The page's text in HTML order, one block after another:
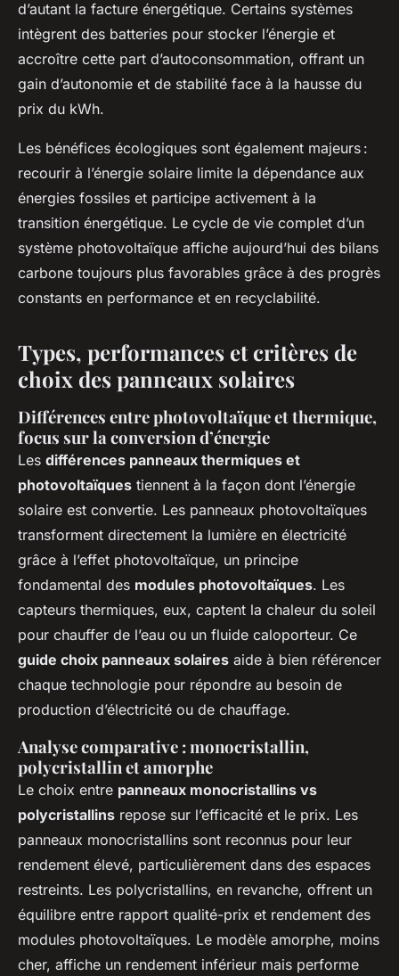
d’autant la facture énergétique. Certains systèmes
intègrent des batteries pour stocker l’énergie et
accroître cette part d’autoconsommation, offrant un
gain d’autonomie et de stabilité face à la hausse du
prix du kWh.
Les bénéfices écologiques sont également majeurs :
recourir à l’énergie solaire limite la dépendance aux
énergies fossiles et participe activement à la
transition énergétique. Le cycle de vie complet d’un
système photovoltaïque affiche aujourd’hui des bilans
carbone toujours plus favorables grâce à des progrès
constants en performance et en recyclabilité.
Types, performances et critères de
choix des panneaux solaires
Différences entre photovoltaïque et thermique,
focus sur la conversion d’énergie
Les différences panneaux thermiques et
photovoltaïques tiennent à la façon dont l’énergie
solaire est convertie. Les panneaux photovoltaïques
transforment directement la lumière en électricité
grâce à l’effet photovoltaïque, un principe
fondamental des modules photovoltaïques. Les
capteurs thermiques, eux, captent la chaleur du soleil
pour chauffer de l’eau ou un fluide caloporteur. Ce
guide choix panneaux solaires aide à bien référencer
chaque technologie pour répondre au besoin de
production d’électricité ou de chauffage.
Analyse comparative : monocristallin,
polycristallin et amorphe
Le choix entre panneaux monocristallins vs
polycristallins repose sur l’efficacité et le prix. Les
panneaux monocristallins sont reconnus pour leur
rendement élevé, particulièrement dans des espaces
restreints. Les polycristallins, en revanche, offrent un
équilibre entre rapport qualité-prix et rendement des
modules photovoltaïques. Le modèle amorphe, moins
cher, affiche un rendement inférieur mais performe